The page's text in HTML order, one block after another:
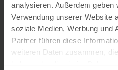
analysieren. Außerdem geben
Verwendung unserer Website
soziale Medien, Werbung und
Partner führen diese
weiteren Daten zusammen,